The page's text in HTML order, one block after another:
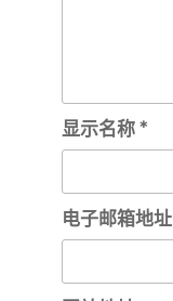
显示名称 *
电子邮箱地址